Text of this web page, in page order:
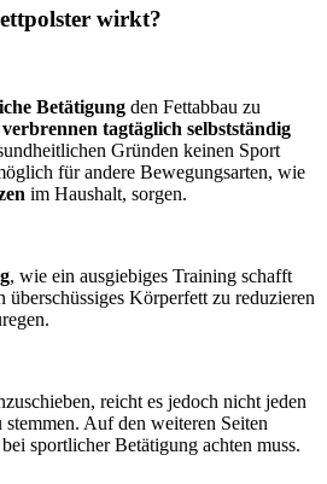
wirkt?
Betätigung den Fettabbau zu
tagtäglich selbstständig
Gründen keinen Sport
für andere Bewegungsarten, wie
im Haushalt, sorgen.
, wie ein ausgiebiges Training schafft
überschüssiges Körperfett zu reduzieren
reicht es jedoch nicht jeden
Auf den weiteren Seiten
sportlicher Betätigung achten muss.